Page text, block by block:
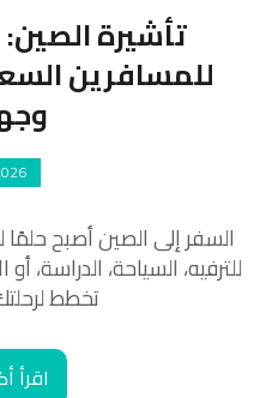
تأشيرة
للمسافرين
السفر إلى الصين أصبح
للترفيه، السياحة، الدراسة،
تخطط
اقرأ